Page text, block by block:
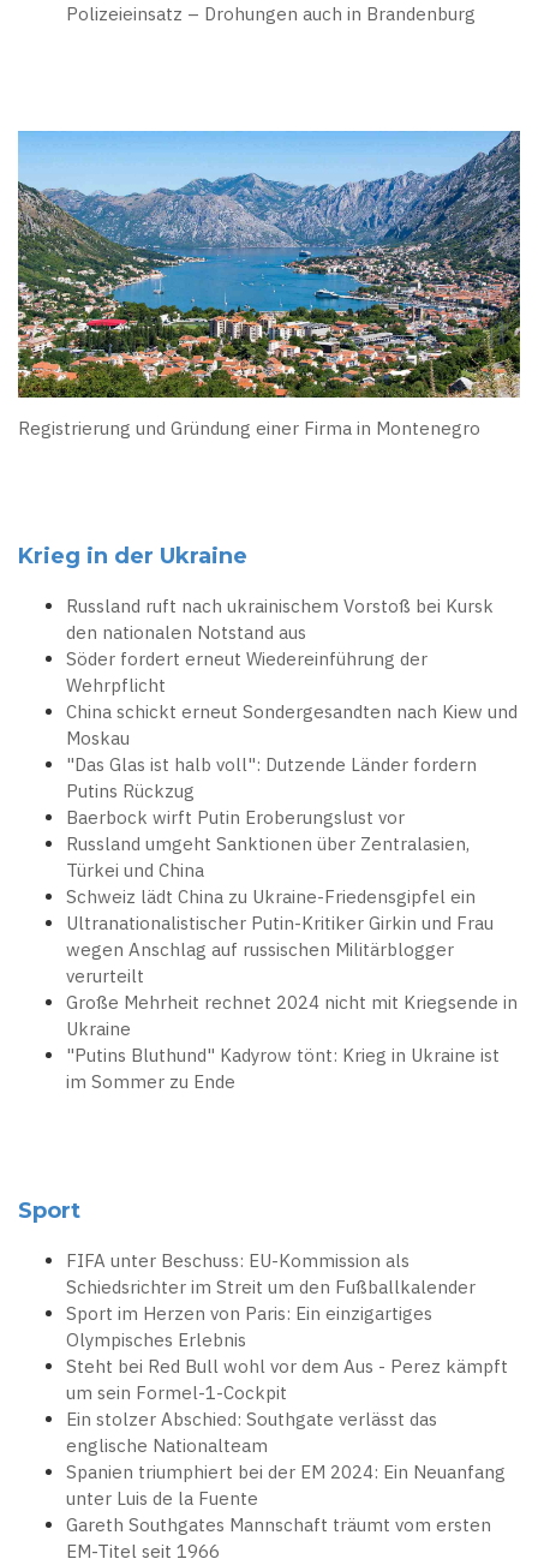
Polizeieinsatz – Drohungen auch in Brandenburg
Registrierung und Gründung einer Firma in Montenegro
Krieg in der Ukraine
Russland ruft nach ukrainischem Vorstoß bei Kursk
den nationalen Notstand aus
Söder fordert erneut Wiedereinführung der
Wehrpflicht
China schickt erneut Sondergesandten nach Kiew und
Moskau
"Das Glas ist halb voll": Dutzende Länder fordern
Putins Rückzug
Baerbock wirft Putin Eroberungslust vor
Russland umgeht Sanktionen über Zentralasien,
Türkei und China
Schweiz lädt China zu Ukraine-Friedensgipfel ein
Ultranationalistischer Putin-Kritiker Girkin und Frau
wegen Anschlag auf russischen Militärblogger
verurteilt
Große Mehrheit rechnet 2024 nicht mit Kriegsende in
Ukraine
"Putins Bluthund" Kadyrow tönt: Krieg in Ukraine ist
im Sommer zu Ende
Sport
FIFA unter Beschuss: EU-Kommission als
Schiedsrichter im Streit um den Fußballkalender
Sport im Herzen von Paris: Ein einzigartiges
Olympisches Erlebnis
Steht bei Red Bull wohl vor dem Aus - Perez kämpft
um sein Formel-1-Cockpit
Ein stolzer Abschied: Southgate verlässt das
englische Nationalteam
Spanien triumphiert bei der EM 2024: Ein Neuanfang
unter Luis de la Fuente
Gareth Southgates Mannschaft träumt vom ersten
EM-Titel seit 1966